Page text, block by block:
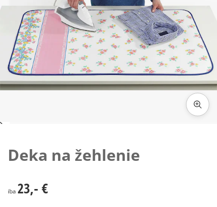
Deka na žehlenie
23,- €
iba 23,- €